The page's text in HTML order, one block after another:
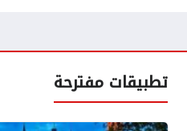
تطبيقات مفترحة